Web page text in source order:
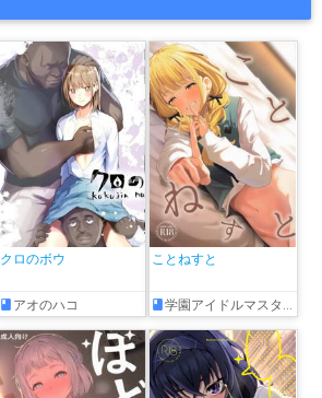
クロのボウ
アオのハコ
ことねすと
学園アイドルマスター